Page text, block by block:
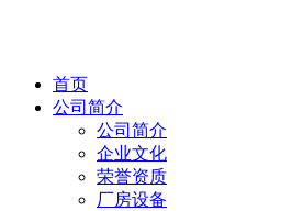
首页
公司简介
公司简介
企业文化
荣誉资质
厂房设备